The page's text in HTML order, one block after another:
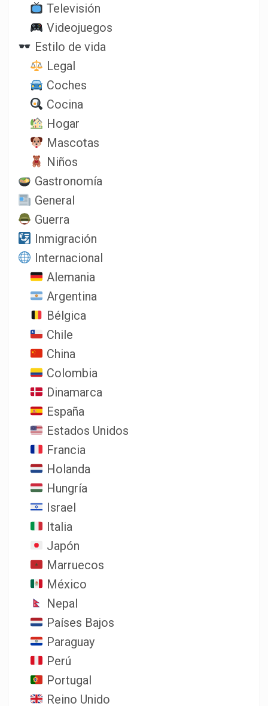
Televisión
Videojuegos
Estilo de vida
Legal
Coches
Cocina
Hogar
Mascotas
Niños
Gastronomía
General
Guerra
Inmigración
Internacional
Alemania
Argentina
Bélgica
Chile
China
Colombia
Dinamarca
España
Estados Unidos
Francia
Holanda
Hungría
Israel
Italia
Japón
Marruecos
México
Nepal
Países Bajos
Paraguay
Perú
Portugal
Reino Unido